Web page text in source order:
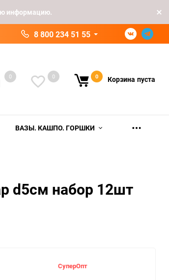
информацию.
8 800 234 51 55
0 0 0 Корзина пуста
ВАЗЫ. КАШПО. ГОРШКИ
d5см набор 12шт
СуперОпт